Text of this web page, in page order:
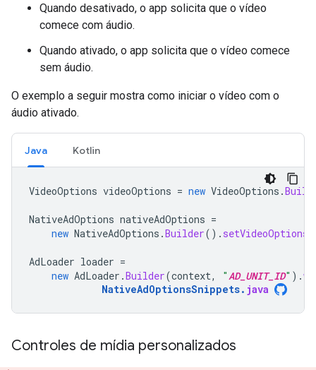
Quando desativado, o app solicita que o vídeo
comece com áudio.
Quando ativado, o app solicita que o vídeo comece
sem áudio.
O exemplo a seguir mostra como iniciar o vídeo com o
áudio ativado.
Java Kotlin
VideoOptions videoOptions = new VideoOptions .
NativeAdOptions nativeAdOptions =
new NativeAdOptions .Builder(). setVideoOptions
AdLoader loader =
new AdLoader .Builder(context, "AD_UNIT_ID" ).
NativeAdOptionsSnippets. java
Controles de mídia personalizados